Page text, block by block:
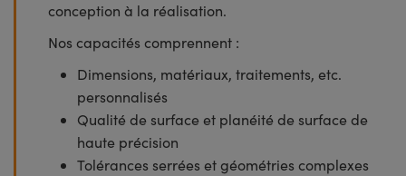
conception à la réalisation.
Nos capacités comprennent :
Dimensions, matériaux, traitements, etc.
personnalisés
Qualité de surface et planéité de surface de
haute précision
Tolérances serrées et géométries complexes